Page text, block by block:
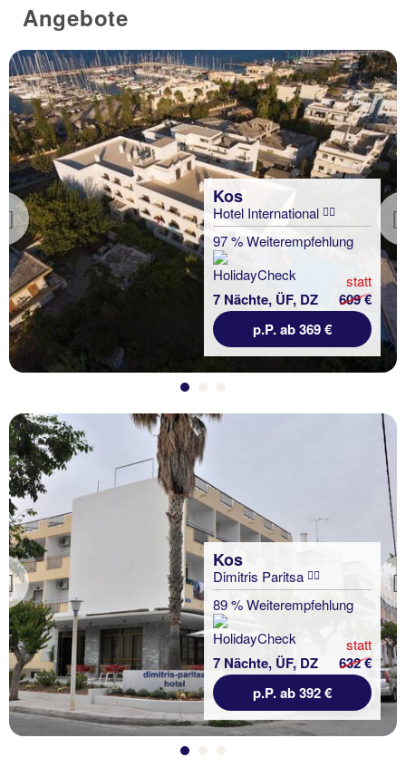
Angebote
Previous
Kos
Hotel International
97 % Weiterempfehlung
7 Nächte, ÜF, DZ
statt
609 €
p.P. ab 369 €
Previous
Kos
Dimitris Paritsa
89 % Weiterempfehlung
7 Nächte, ÜF, DZ
statt
632 €
p.P. ab 392 €